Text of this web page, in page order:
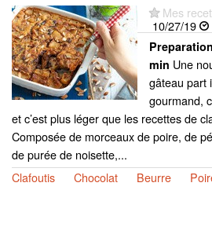
Mes
10/27/19
min Une
gâteau part
gourmand,
et c’est plus léger que les recettes de
Composée de morceaux de poire, de
de purée de noisette,...
Clafoutis
Chocolat Beurre